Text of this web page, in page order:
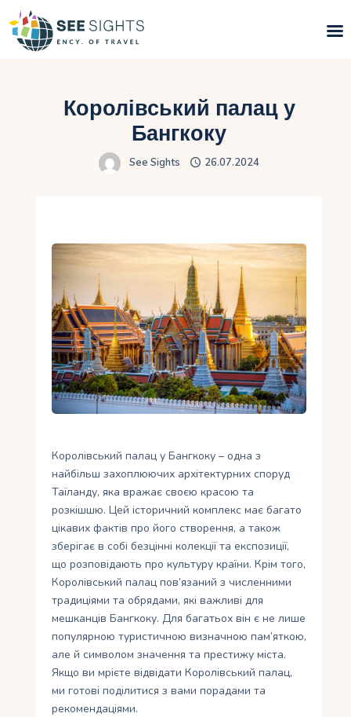
Типи Турів
Інфо
Блог
Контакти
Укр
Королівський палац у
Бангкоку
See Sights 26.07.2024
Королівський палац у Бангкоку – одна з
найбільш захоплюючих архітектурних споруд
Таїланду, яка вражає своєю красою та
розкішшю. Цей історичний комплекс має багато
цікавих фактів про його створення, а також
зберігає в собі безцінні колекції та експозиції,
що розповідають про культуру країни. Крім того,
Королівський палац пов’язаний з численними
традиціями та обрядами, які важливі для
мешканців Бангкоку. Для багатьох він є не лише
популярною туристичною визначною пам’яткою,
але й символом значення та престижу міста.
Якщо ви мрієте відвідати Королівський палац,
ми готові поділитися з вами порадами та
рекомендаціями.